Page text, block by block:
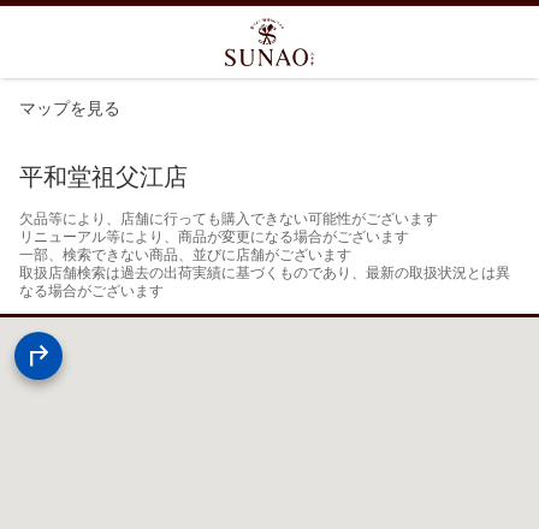
マップを見る
平和堂祖父江店
欠品等により、店舗に行っても購入できない可能性がございます
リニューアル等により、商品が変更になる場合がございます
一部、検索できない商品、並びに店舗がございます
取扱店舗検索は過去の出荷実績に基づくものであり、最新の取扱状況とは異
なる場合がございます